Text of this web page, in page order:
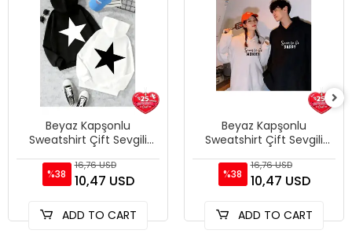
Beyaz Kapşonlu
Sweatshirt Çift Sevgili
Clothing
%38
16,76 USD
10,47 USD
ADD TO CART
Beyaz Kapşonlu
Sweatshirt Çift Sevgili
Clothing
%38
16,76 USD
10,47 USD
ADD TO CART